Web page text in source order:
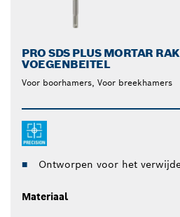
PRO SDS PLUS MORTAR
VOEGENBEITEL
Voor boorhamers, Voor breekhamers
Ontworpen voor het
Materiaal